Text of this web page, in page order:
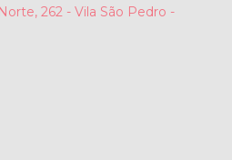
262 - Vila São Pedro -